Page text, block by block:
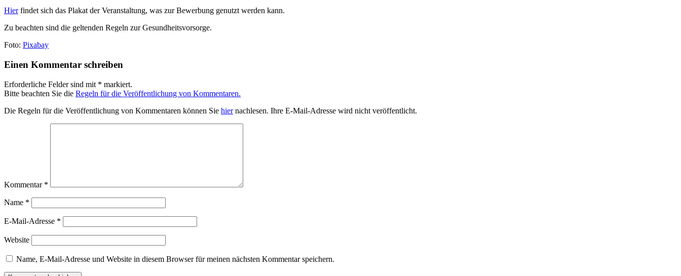
Hierfindet sich das Plakat der Veranstaltung, was zur Bewerbung genutzt werden kann.
Zu beachten sind die geltenden Regeln zur Gesundheitsvorsorge.
Foto: Pixabay
Einen Kommentar schreiben
Erforderliche Felder sind mit * markiert.
Bitte beachten Sie die Regeln für die Veröffentlichung von Kommentaren.
Die Regeln für die Veröffentlichung von Kommentaren können Sie hiernachlesen. Ihre E-Mail-Adresse wird nicht veröffentlicht.
Kommentar *
Name *
E-Mail-Adresse *
Website
Name, E-Mail-Adresse und Website in diesem Browser für meinen nächsten Kommentar speichern.